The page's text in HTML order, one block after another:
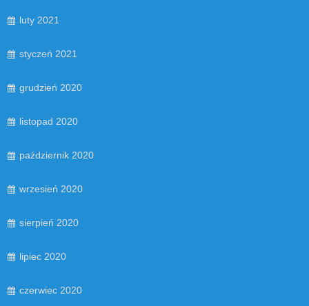
luty 2021
styczeń 2021
grudzień 2020
listopad 2020
październik 2020
wrzesień 2020
sierpień 2020
lipiec 2020
czerwiec 2020